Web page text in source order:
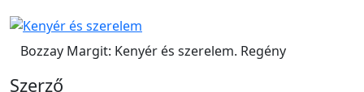
Bozzay Margit: Kenyér és szerelem. Regény
Szerző